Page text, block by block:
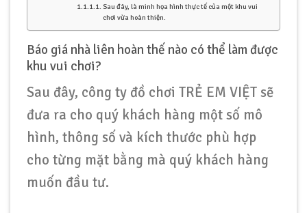
Sau đây, là minh họa hình thực tế của một khu vui
chơi vừa hoàn thiện.
Báo giá nhà liên hoàn thế nào có thể làm được
khu vui chơi?
Sau đây, công ty đồ chơi TRẺ EM VIỆT sẽ
đưa ra cho quý khách hàng một số mô
hình, thông số và kích thước phù hợp
cho từng mặt bằng mà quý khách hàng
muốn đầu tư.